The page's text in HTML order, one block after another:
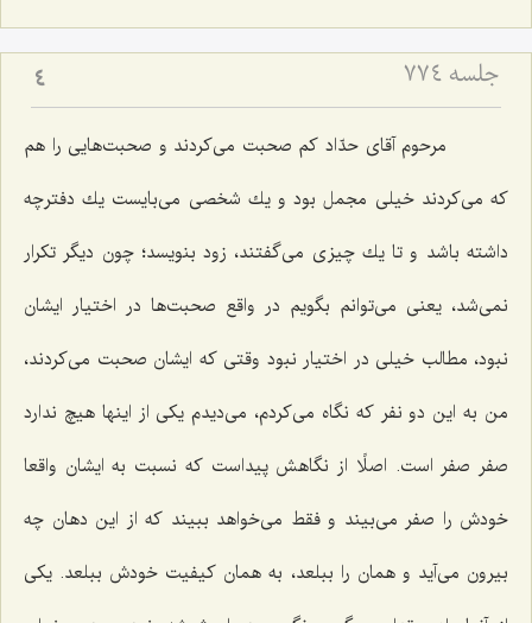
جلسه ۷۷۴ 4
مرحوم آقای حدّاد كم صحبت می‌كردند و صحبت‌هایی را هم
كه می‌كردند خیلی مجمل بود و یك شخصی می‌بایست یك دفترچه
داشته باشد و تا یك چیزی می‌گفتند، زود بنویسد؛ چون دیگر تكرار
نمی‌شد، یعنی می‌توانم بگویم در واقع صحبت‌ها در اختیار ایشان
نبود، مطالب خیلی در اختیار نبود وقتی كه ایشان صحبت می‌كردند،
من به این دو نفر كه نگاه می‌كردم، می‌دیدم یكی از اینها هیچ ندارد
صفر صفر است. اصلًا از نگاهش پیداست كه نسبت به ایشان واقعا
خودش را صفر می‌بیند و فقط می‌خواهد ببیند كه از این دهان چه
بیرون می‌آید و همان را ببلعد، به همان كیفیت خودش ببلعد. یكی